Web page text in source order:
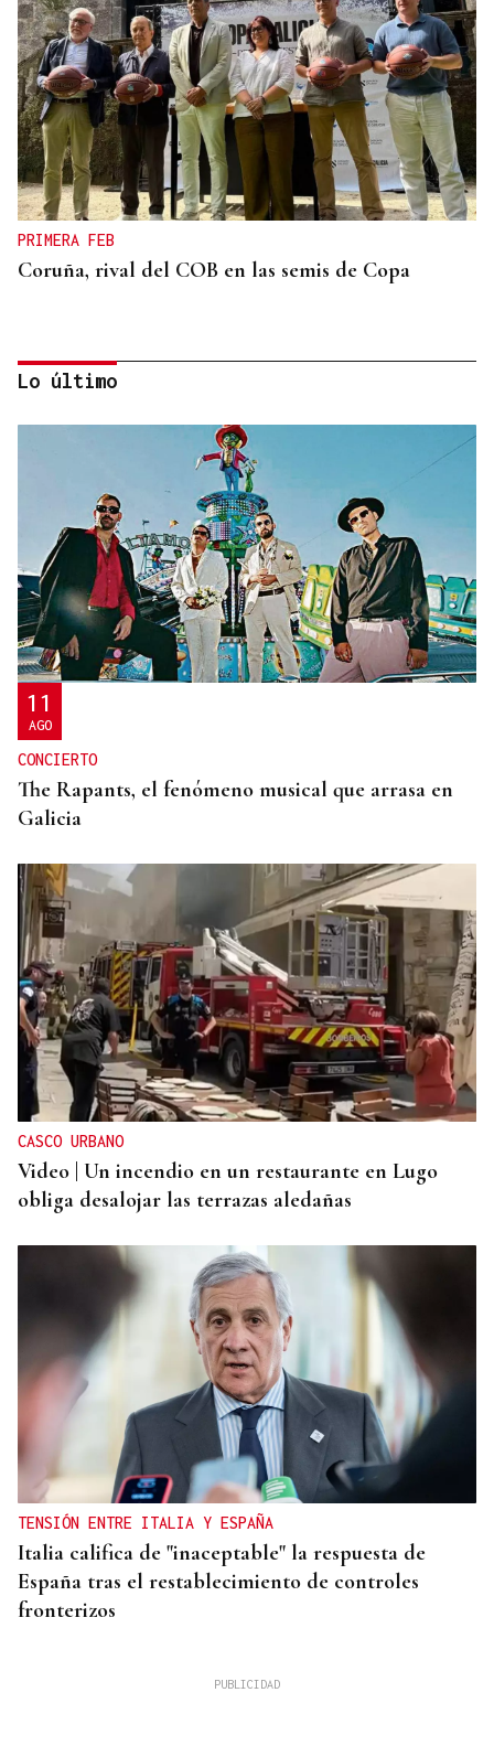
PRIMERA FEB
Coruña, rival del COB en las semis de Copa
25 DE SEPTIEMBRE
El COB abrirá y cerrará la liga en el Pazo, ante el
Tizona y el Granada
Lo último
11
AGO
CONCIERTO
The Rapants, el fenómeno musical que arrasa en
Galicia
CASCO URBANO
Video | Un incendio en un restaurante en Lugo
obliga desalojar las terrazas aledañas
TENSIÓN ENTRE ITALIA Y ESPAÑA
Italia califica de "inaceptable" la respuesta de
España tras el restablecimiento de controles
fronterizos